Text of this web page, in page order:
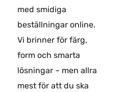
med smidiga
beställningar online.
Vi brinner för färg,
form och smarta
lösningar – men allra
mest för att du ska